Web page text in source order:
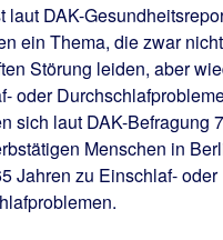
laut DAK-
ein Thema, die zwar
Störung leiden, aber
oder
sich laut DAK-Befragung
Menschen in
Jahren zu Einschlaf- oder